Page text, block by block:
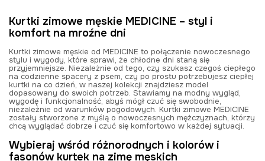
Kurtki zimowe męskie MEDICINE – styl i
komfort na mroźne dni
Kurtki zimowe męskie od MEDICINE to połączenie nowoczesnego
stylu i wygody, które sprawi, że chłodne dni staną się
przyjemniejsze. Niezależnie od tego, czy szukasz czegoś ciepłego
na codzienne spacery z psem, czy po prostu potrzebujesz ciepłej
kurtki na co dzień, w naszej kolekcji znajdziesz model
dopasowany do swoich potrzeb. Stawiamy na modny wygląd,
wygodę i funkcjonalność, abyś mógł czuć się swobodnie,
niezależnie od warunków pogodowych. Kurtki zimowe MEDICINE
zostały stworzone z myślą o nowoczesnych mężczyznach, którzy
chcą wyglądać dobrze i czuć się komfortowo w każdej sytuacji.
Wybieraj wśród różnorodnych i kolorów i
fasonów kurtek na zimę męskich